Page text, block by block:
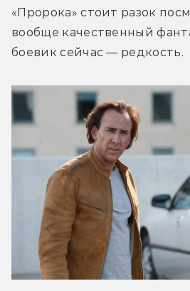
«Пророка» стоит разок
вообще качественный
боевик сейчас — редкость.